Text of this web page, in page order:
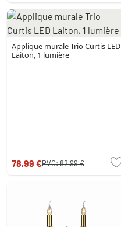
Applique murale Trio Curtis LED
Laiton, 1 lumière
78,99 €PVC:82,99 €